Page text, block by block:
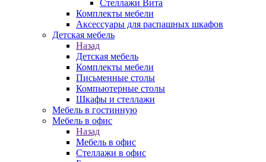
Стеллажи Вита
Комплекты мебели
Аксессуары для распашных шкафов
Детская мебель
Назад
Детская мебель
Комплекты мебели
Письменные столы
Компьютерные столы
Шкафы и стеллажи
Мебель в гостинную
Мебель в офис
Назад
Мебель в офис
Стеллажи в офис